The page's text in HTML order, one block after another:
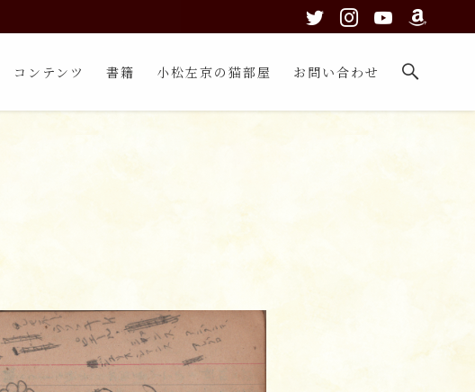
コンテンツ 書籍 小松左京の猫部屋 お問い合わせ